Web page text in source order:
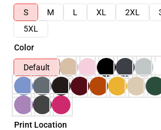
S
M L XL 2XL
5XL
Color
Default
Print Location